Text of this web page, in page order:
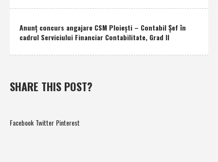
Anunţ concurs angajare CSM Ploieşti – Contabil Şef în
cadrul Serviciului Financiar Contabilitate, Grad II
SHARE THIS POST?
Facebook Twitter Pinterest